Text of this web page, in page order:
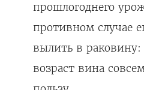
прошлогоднего
противном случае
вылить в раковину:
возраст вина